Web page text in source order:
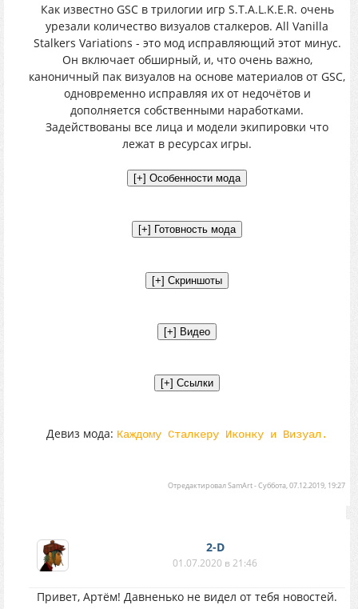
Как известно GSC в трилогии игр S.T.A.L.K.E.R. очень
урезали количество визуалов сталкеров. All Vanilla
Stalkers Variations - это мод исправляющий этот минус.
Он включает обширный, и, что очень важно,
каноничный пак визуалов на основе материалов от GSC,
одновременно исправляя их от недочётов и
дополняется собственными наработками.
Задействованы все лица и модели экипировки что
лежат в ресурсах игры.
Девиз мода: Каждому Сталкеру Иконку и Визуал.
ОтредактировалSamArt-Суббота, 07.12.2019, 19:27
2-D
01.07.2020 в 21:46
Привет, Артём! Давненько не видел от тебя новостей.